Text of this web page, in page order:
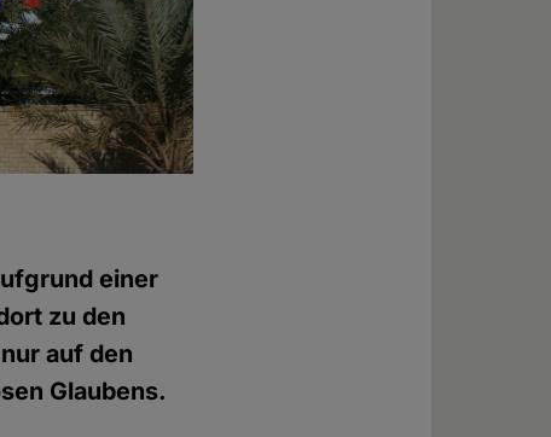
einer
zu den
auf den
Glaubens.